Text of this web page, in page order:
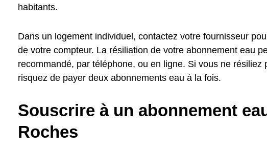
habitants.
Dans un logement individuel, contactez votre fournisseur
de votre compteur. La résiliation de votre abonnement eau
recommandé, par téléphone, ou en ligne. Si vous ne résiliez
risquez de payer deux abonnements eau à la fois.
Souscrire à un abonnement
Roches